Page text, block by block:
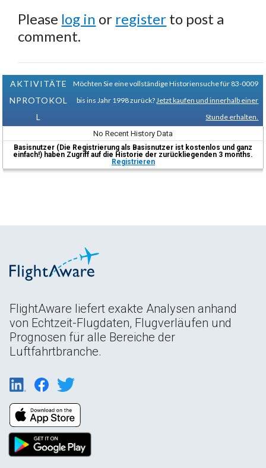
Please log in or register to post a
comment.
AKTIVITÄTE
NPROTOKOL
L
Möchten Sie eine vollständige Historiensuche für 83-0009
bis ins Jahr 1998 zurück? Jetzt kaufen und innerhalb einer
Stunde erhalten.
No Recent History Data
Basisnutzer (Die Registrierung als Basisnutzer ist kostenlos und ganz
einfach!) haben Zugriff auf die Historie der zurückliegenden 3 months.
Registrieren
FlightAware liefert exakte Analysen anhand
von Echtzeit-Flugdaten, Flugverläufen und
Prognosen für alle Bereiche der
Luftfahrtbranche.